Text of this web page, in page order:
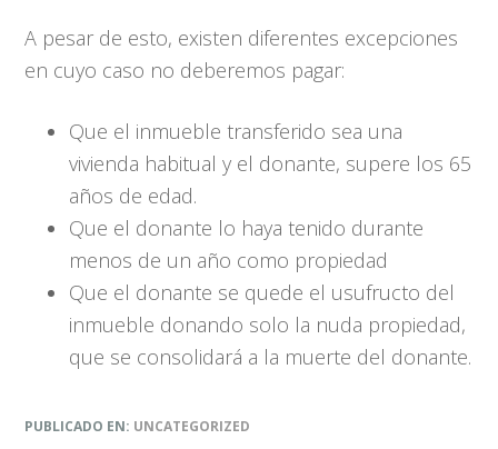
A pesar de esto, existen diferentes excepciones
en cuyo caso no deberemos pagar:
Que el inmueble transferido sea una
vivienda habitual y el donante, supere los 65
años de edad.
Que el donante lo haya tenido durante
menos de un año como propiedad
Que el donante se quede el usufructo del
inmueble donando solo la nuda propiedad,
que se consolidará a la muerte del donante.
PUBLICADO EN: UNCATEGORIZED